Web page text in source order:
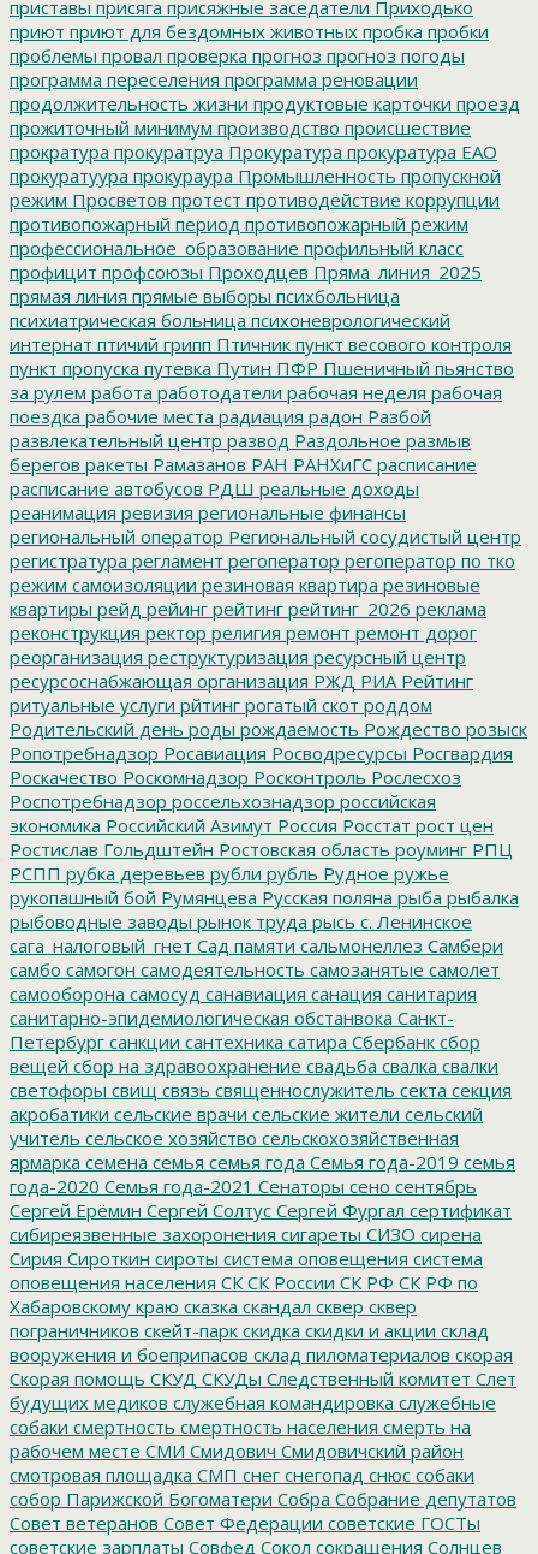
приставы присяга присяжные заседатели Приходько
приют приют для бездомных животных пробка пробки
проблемы провал проверка прогноз прогноз погоды
программа переселения программа реновации
продолжительность жизни продуктовые карточки проезд
прожиточный минимум производство происшествие
прократура прокуратруа Прокуратура прокуратура ЕАО
прокуратуура прокураура Промышленность пропускной
режим Просветов протест противодействие коррупции
противопожарный период противопожарный режим
профессиональное_образование профильный класс
профицит профсоюзы Проходцев Пряма_линия_2025
прямая линия прямые выборы психбольница
психиатрическая больница психоневрологический
интернат птичий грипп Птичник пункт весового контроля
пункт пропуска путевка Путин ПФР Пшеничный пьянство
за рулем работа работодатели рабочая неделя рабочая
поездка рабочие места радиация радон Разбой
развлекательный центр развод Раздольное размыв
берегов ракеты Рамазанов РАН РАНХиГС расписание
расписание автобусов РДШ реальные доходы
реанимация ревизия региональные финансы
региональный оператор Региональный сосудистый центр
регистратура регламент регоператор регоператор по тко
режим самоизоляции резиновая квартира резиновые
квартиры рейд рейинг рейтинг рейтинг_2026 реклама
реконструкция ректор религия ремонт ремонт дорог
реорганизация реструктуризация ресурсный центр
ресурсоснабжающая организация РЖД РИА Рейтинг
ритуальные услуги рйтинг рогатый скот роддом
Родительский день роды рождаемость Рождество розыск
Ропотребнадзор Росавиация Росводресурсы Росгвардия
Роскачество Роскомнадзор Росконтроль Рослесхоз
Роспотребнадзор россельхознадзор российская
экономика Российский Азимут Россия Росстат рост цен
Ростислав Гольдштейн Ростовская область роуминг РПЦ
РСПП рубка деревьев рубли рубль Рудное ружье
рукопашный бой Румянцева Русская поляна рыба рыбалка
рыбоводные заводы рынок труда рысь с. Ленинское
сага_налоговый_гнет Сад памяти сальмонеллез Самбери
самбо самогон самодеятельность самозанятые самолет
самооборона самосуд санавиация санация санитария
санитарно-эпидемиологическая обстанвока Санкт-
Петербург санкции сантехника сатира Сбербанк сбор
вещей сбор на здравоохранение свадьба свалка свалки
светофоры свищ связь священнослужитель секта секция
акробатики сельские врачи сельские жители сельский
учитель сельское хозяйство сельскохозяйственная
ярмарка семена семья семья года Семья года-2019 семья
года-2020 Семья года-2021 Сенаторы сено сентябрь
Сергей Ерёмин Сергей Солтус Сергей Фургал сертификат
сибиреязвенные захоронения сигареты СИЗО сирена
Сирия Сироткин сироты система оповещения система
оповещения населения СК СК России СК РФ СК РФ по
Хабаровскому краю сказка скандал сквер сквер
пограничников скейт-парк скидка скидки и акции склад
вооружения и боеприпасов склад пиломатериалов скорая
Скорая помощь СКУД СКУДы Следственный комитет Слет
будущих медиков служебная командировка служебные
собаки смертность смертность населения смерть на
рабочем месте СМИ Смидович Смидовичский район
смотровая площадка СМП снег снегопад снюс собаки
собор Парижской Богоматери Собра Собрание депутатов
Совет ветеранов Совет Федерации советские ГОСТы
советские зарплаты Совфед Сокол сокращения Солнцев